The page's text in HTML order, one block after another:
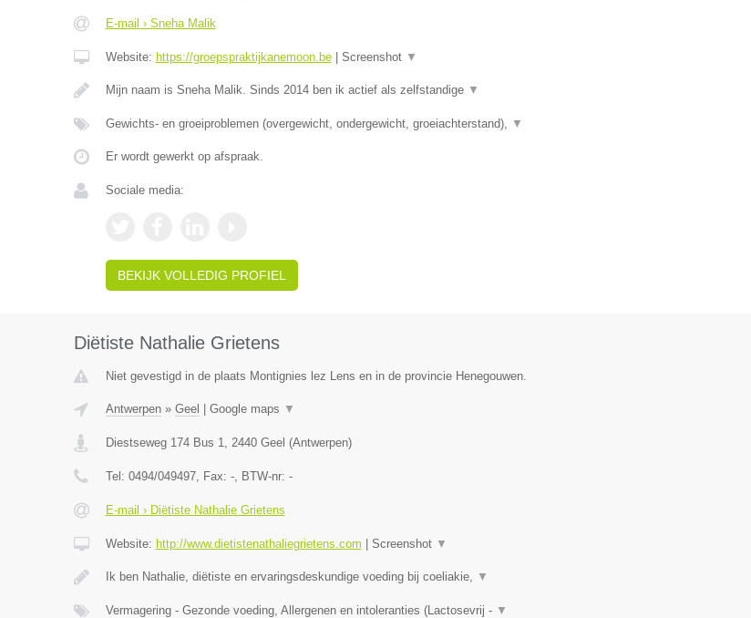
E-mail › Sneha Malik
Website: https://groepspraktijkanemoon.be| Screenshot ▼
Mijn naam is Sneha Malik. Sinds 2014 ben ik actief als zelfstandige ▼
Gewichts- en groeiproblemen (overgewicht, ondergewicht, groeiachterstand), ▼
Er wordt gewerkt op afspraak.
Sociale media:
BEKIJK VOLLEDIG PROFIEL
Diëtiste Nathalie Grietens
Niet gevestigd in de plaats Montignies lez Lens en in de provincie Henegouwen.
Antwerpen» Geel Google maps ▼
Diestseweg 174 Bus 1, 2440 Geel (Antwerpen)
Tel: 0494/049497, Fax: -, BTW-nr: -
E-mail › Diëtiste Nathalie Grietens
Website: http://www.dietistenathaliegrietens.com Screenshot ▼
Ik ben Nathalie, diëtiste en ervaringsdeskundige voeding bij coeliakie, ▼
Vermagering - Gezonde voeding, Allergenen en intoleranties (Lactosevrij - ▼